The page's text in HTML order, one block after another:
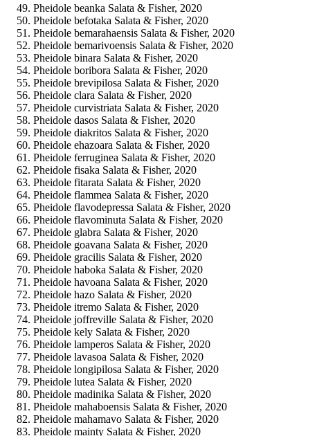
Pheidole beanka Salata & Fisher, 2020
Pheidole befotaka Salata & Fisher, 2020
Pheidole bemarahaensis Salata & Fisher, 2020
Pheidole bemarivoensis Salata & Fisher, 2020
Pheidole binara Salata & Fisher, 2020
Pheidole boribora Salata & Fisher, 2020
Pheidole brevipilosa Salata & Fisher, 2020
Pheidole clara Salata & Fisher, 2020
Pheidole curvistriata Salata & Fisher, 2020
Pheidole dasos Salata & Fisher, 2020
Pheidole diakritos Salata & Fisher, 2020
Pheidole ehazoara Salata & Fisher, 2020
Pheidole ferruginea Salata & Fisher, 2020
Pheidole fisaka Salata & Fisher, 2020
Pheidole fitarata Salata & Fisher, 2020
Pheidole flammea Salata & Fisher, 2020
Pheidole flavodepressa Salata & Fisher, 2020
Pheidole flavominuta Salata & Fisher, 2020
Pheidole glabra Salata & Fisher, 2020
Pheidole goavana Salata & Fisher, 2020
Pheidole gracilis Salata & Fisher, 2020
Pheidole haboka Salata & Fisher, 2020
Pheidole havoana Salata & Fisher, 2020
Pheidole hazo Salata & Fisher, 2020
Pheidole itremo Salata & Fisher, 2020
Pheidole joffreville Salata & Fisher, 2020
Pheidole kely Salata & Fisher, 2020
Pheidole lamperos Salata & Fisher, 2020
Pheidole lavasoa Salata & Fisher, 2020
Pheidole longipilosa Salata & Fisher, 2020
Pheidole lutea Salata & Fisher, 2020
Pheidole madinika Salata & Fisher, 2020
Pheidole mahaboensis Salata & Fisher, 2020
Pheidole mahamavo Salata & Fisher, 2020
Pheidole mainty Salata & Fisher, 2020